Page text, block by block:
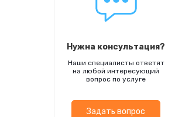
Нужна консультация?
Наши специалисты ответят
на любой интересующий
вопрос по услуге
Задать вопрос